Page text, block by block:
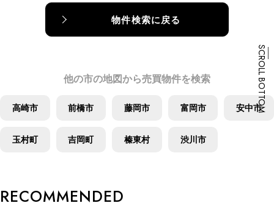
物件検索に戻る
他の市の地図から売買物件を検索
高崎市 前橋市 藤岡市 富岡市 安中市
玉村町 吉岡町 榛東村 渋川市
RECOMMENDED
SCROLL BOTTOM